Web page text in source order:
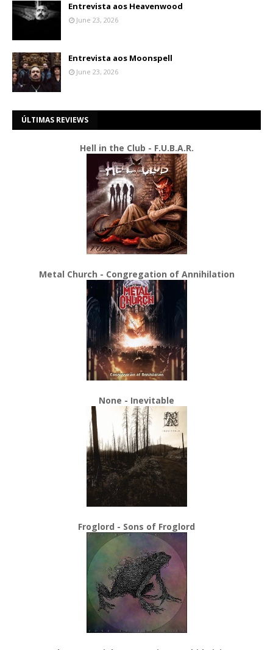
Entrevista aos Heavenwood
June 23, 2026
Entrevista aos Moonspell
June 23, 2026
ÚLTIMAS REVIEWS
Hell in the Club - F.U.B.A.R.
Metal Church - Congregation of Annihilation
None - Inevitable
Froglord - Sons of Froglord